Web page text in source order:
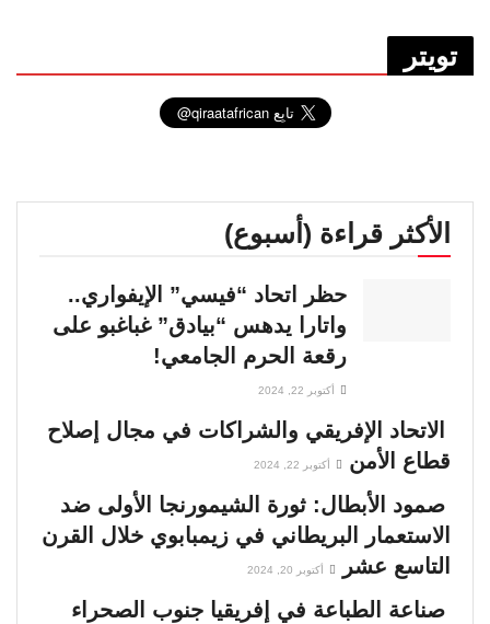
تويتر
الأكثر قراءة (أسبوع)
حظر اتحاد “فيسي” الإيفواري..
واتارا يدهس “بيادق” غباغبو على
رقعة الحرم الجامعي!
أكتوبر 22, 2024
الاتحاد الإفريقي والشراكات في مجال إصلاح
قطاع الأمن
أكتوبر 22, 2024
صمود الأبطال: ثورة الشيمورنجا الأولى ضد
الاستعمار البريطاني في زيمبابوي خلال القرن
التاسع عشر
أكتوبر 20, 2024
صناعة الطباعة في إفريقيا جنوب الصحراء